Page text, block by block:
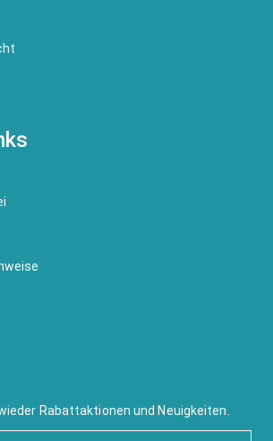
Rabattaktionen und Neuigkeiten.